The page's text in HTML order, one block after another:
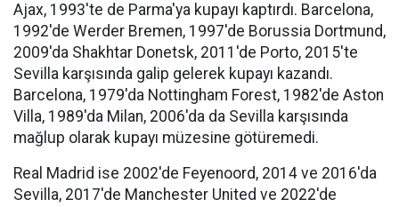
Ajax, 1993'te de Parma'ya kupayı kaptırdı. Barcelona,
1992'de Werder Bremen, 1997'de Borussia Dortmund,
2009'da Shakhtar Donetsk, 2011'de Porto, 2015'te
Sevilla karşısında galip gelerek kupayı kazandı.
Barcelona, 1979'da Nottingham Forest, 1982'de Aston
Villa, 1989'da Milan, 2006'da da Sevilla karşısında
mağlup olarak kupayı müzesine götüremedi.
Real Madrid ise 2002'de Feyenoord, 2014 ve 2016'da
Sevilla, 2017'de Manchester United ve 2022'de